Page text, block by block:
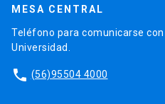
MESA CENTRAL
Teléfono para comunicarse
Universidad.
phone (56)95504 4000